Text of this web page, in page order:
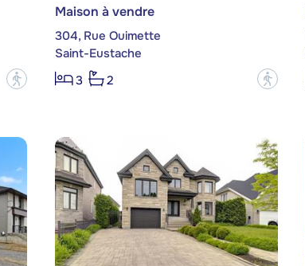
?
Maison à vendre
304, Rue Ouimette
Saint-Eustache
3
2 ?